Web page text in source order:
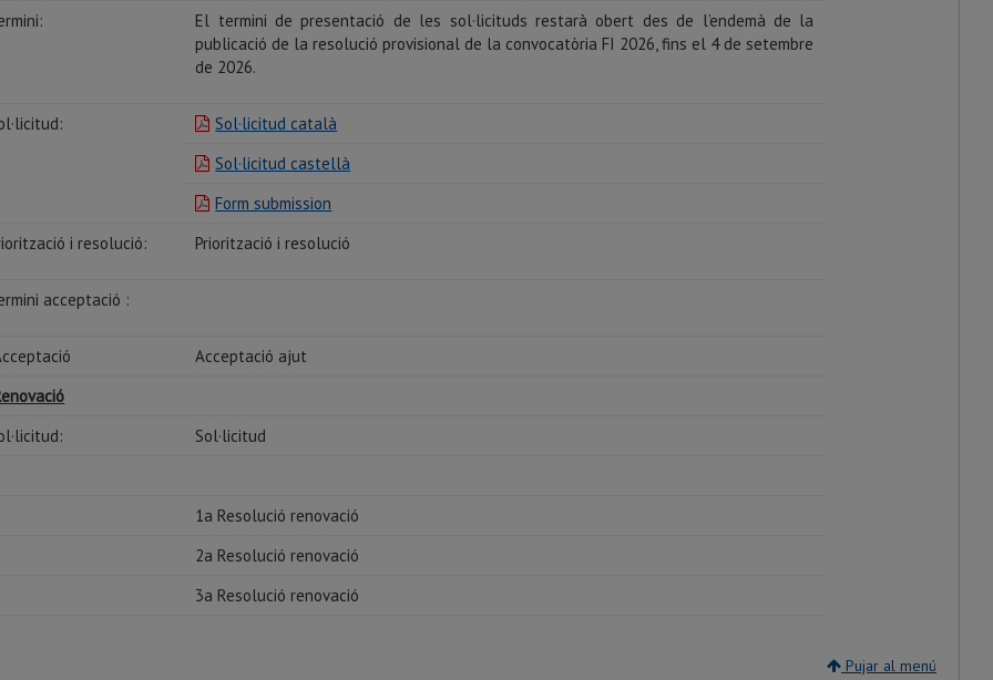
El termini de presentació de les sol·licituds restarà obert des de l’endemà de la
publicació de la resolució provisional de la convocatòria FI 2026, fins el 4 de setembre
de 2026.
Sol·licitud català
Sol·licitud castellà
Form submission
i resolució:
Priorització i resolució
acceptació :
Acceptació ajut
Sol·licitud
1a Resolució renovació
2a Resolució renovació
3a Resolució renovació
Pujar al menú